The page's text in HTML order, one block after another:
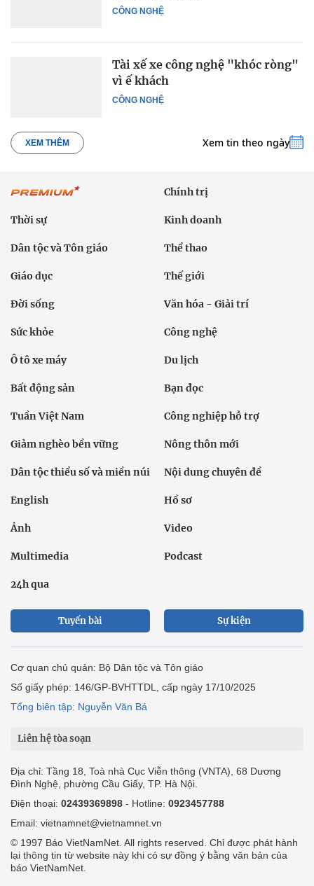
CÔNG NGHỆ
CÔNG NGHỆ
Tài xế xe công nghệ "khóc ròng"
vì ế khách
XEM THÊM Xem tin theo ngày
Chính trị
Thời sự Kinh doanh
Dân tộc và Tôn giáo Thể thao
Giáo dục Thế giới
Đời sống Văn hóa - Giải trí
Sức khỏe Công nghệ
Ô tô xe máy Du lịch
Bất động sản Bạn đọc
Tuần Việt Nam Công nghiệp hỗ trợ
Giảm nghèo bền vững Nông thôn mới
Dân tộc thiểu số và miền núi Nội dung chuyên đề
English Hồ sơ
Ảnh Video
Multimedia Podcast
24h qua
Tuyến bài Sự kiện
Cơ quan chủ quản: Bộ Dân tộc và Tôn giáo
Số giấy phép: 146/GP-BVHTTDL, cấp ngày 17/10/2025
Tổng biên tập: Nguyễn Văn Bá
Liên hệ tòa soạn
Địa chỉ: Tầng 18, Toà nhà Cục Viễn thông (VNTA), 68 Dương
Đình Nghệ, phường Cầu Giấy, TP. Hà Nội.
Điện thoại: 02439369898 - Hotline: 0923457788
Email: vietnamnet@vietnamnet.vn
© 1997 Báo VietNamNet. All rights reserved. Chỉ được phát hành
lại thông tin từ website này khi có sự đồng ý bằng văn bản của
báo VietNamNet.